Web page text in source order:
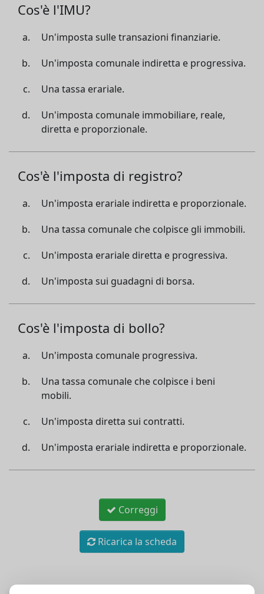
Cos'è l'IMU?
Un'imposta sulle transazioni finanziarie.
Un'imposta comunale indiretta e progressiva.
Una tassa erariale.
Un'imposta comunale immobiliare, reale,
diretta e proporzionale.
Cos'è l'imposta di registro?
Un'imposta erariale indiretta e proporzionale.
Una tassa comunale che colpisce gli immobili.
Un'imposta erariale diretta e progressiva.
Un'imposta sui guadagni di borsa.
Cos'è l'imposta di bollo?
Un'imposta comunale progressiva.
Una tassa comunale che colpisce i beni
mobili.
Un'imposta diretta sui contratti.
Un'imposta erariale indiretta e proporzionale.
Correggi
Ricarica la scheda